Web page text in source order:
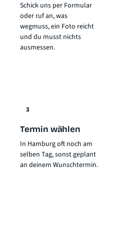
Schick uns per Formular
oder ruf an, was
wegmuss, ein Foto reicht
und du musst nichts
ausmessen.
3
Termin wählen
In Hamburg oft noch am
selben Tag, sonst geplant
an deinem Wunschtermin.